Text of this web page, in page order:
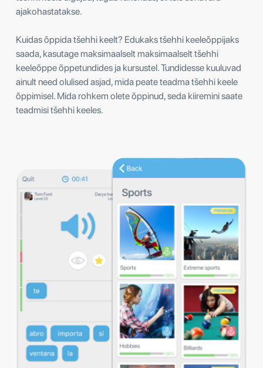
ajakohastatakse.
Kuidas õppida tšehhi keelt? Edukaks tšehhi keeleõppijaks
saada, kasutage maksimaalselt maksimaalselt tšehhi
keeleõppe õppetundides ja kursustel. Tundidesse kuuluvad
ainult need olulised asjad, mida peate teadma tšehhi keele
õppimisel. Mida rohkem olete õppinud, seda kiiremini saate
teadmisi tšehhi keeles.